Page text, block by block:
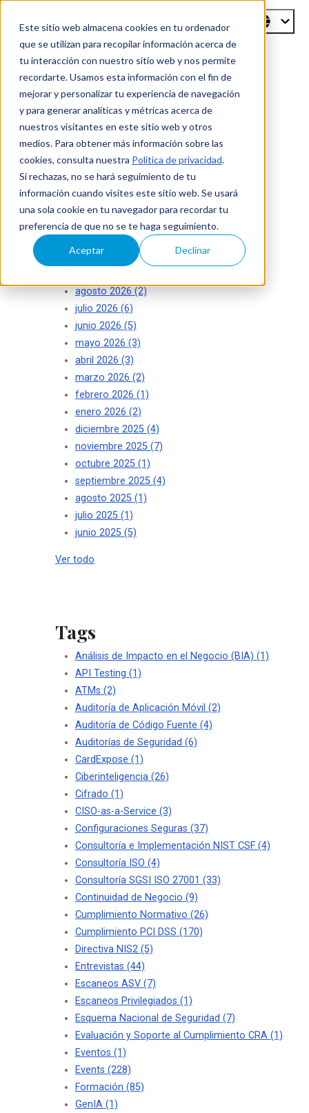
Este sitio web almacena cookies en tu ordenador
que se utilizan para recopilar información acerca de
tu interacción con nuestro sitio web y nos permite
recordarte. Usamos esta información con el fin de
mejorar y personalizar tu experiencia de navegación
y para generar analíticas y métricas acerca de
nuestros visitantes en este sitio web y otros
medios. Para obtener más información sobre las
cookies, consulta nuestra Política de privacidad.
Si rechazas, no se hará seguimiento de tu
información cuando visites este sitio web. Se usará
una sola cookie en tu navegador para recordar tu
preferencia de que no se te haga seguimiento.
Aceptar Declinar
Blog de
ISecAuditors
Su seguridad es nuestro éxito
Archivo
agosto 2026 (2)
julio 2026 (6)
junio 2026 (5)
mayo 2026 (3)
abril 2026 (3)
marzo 2026 (2)
febrero 2026 (1)
enero 2026 (2)
diciembre 2025 (4)
noviembre 2025 (7)
octubre 2025 (1)
septiembre 2025 (4)
agosto 2025 (1)
julio 2025 (1)
junio 2025 (5)
Ver todo
Tags
Análisis de Impacto en el Negocio (BIA) (1)
API Testing (1)
ATMs (2)
Auditoría de Aplicación Móvil (2)
Auditoría de Código Fuente (4)
Auditorías de Seguridad (6)
CardExpose (1)
Ciberinteligencia (26)
Cifrado (1)
CISO-as-a-Service (3)
Configuraciones Seguras (37)
Consultoría e Implementación NIST CSF (4)
Consultoría ISO (4)
Consultoría SGSI ISO 27001 (33)
Continuidad de Negocio (9)
Cumplimiento Normativo (26)
Cumplimiento PCI DSS (170)
Directiva NIS2 (5)
Entrevistas (44)
Escaneos ASV (7)
Escaneos Privilegiados (1)
Esquema Nacional de Seguridad (7)
Evaluación y Soporte al Cumplimiento CRA (1)
Eventos (1)
Events (228)
Formación (85)
GenIA (1)